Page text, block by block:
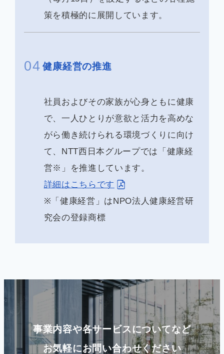
策を積極的に展開しています。
04 健康経営の推進
社員およびその家族が心身ともに健康
で、一人ひとりが意欲と活力を高めな
がら働き続けられる環境づくりに向け
て、NTT⻄⽇本グループでは「健康経
営※」を推進しています。
詳細はこちらです
※「健康経営」はNPO法⼈健康経営研
究会の登録商標
事業内容や各サービスについてなど
お気軽にお問い合わせください